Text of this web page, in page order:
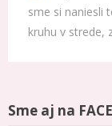
sme si naniesli
kruhu v strede,
Sme aj na